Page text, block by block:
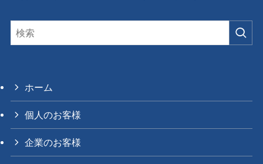
ホーム
個人のお客様
企業のお客様